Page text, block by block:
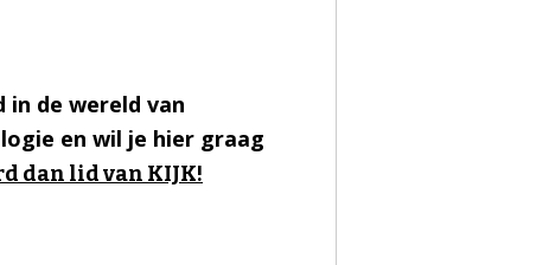
in de wereld van
en wil je hier graag
dan lid van KIJK!